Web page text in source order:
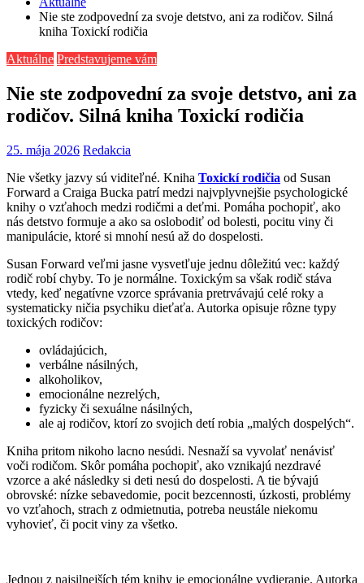
Nie ste zodpovední za svoje detstvo, ani za rodičov. Silná
kniha Toxickí rodičia
Aktuálne Predstavujeme vám
Nie ste zodpovední za svoje detstvo, ani za
rodičov. Silná kniha Toxickí rodičia
25. mája 2026 Redakcia
Nie všetky jazvy sú viditeľné. Kniha Toxickí rodičia od Susan
Forward a Craiga Bucka patrí medzi najvplyvnejšie psychologické
knihy o vzťahoch medzi rodičmi a deťmi. Pomáha pochopiť, ako
nás detstvo formuje a ako sa oslobodiť od bolesti, pocitu viny či
manipulácie, ktoré si mnohí nesú až do dospelosti.
Susan Forward veľmi jasne vysvetľuje jednu dôležitú vec: každý
rodič robí chyby. To je normálne. Toxickým sa však rodič stáva
vtedy, keď negatívne vzorce správania pretrvávajú celé roky a
systematicky ničia psychiku dieťaťa. Autorka opisuje rôzne typy
toxických rodičov:
ovládajúcich,
verbálne násilných,
alkoholikov,
emocionálne nezrelých,
fyzicky či sexuálne násilných,
ale aj rodičov, ktorí zo svojich detí robia „malých dospelých“.
Kniha pritom nikoho lacno nesúdi. Nesnaží sa vyvolať nenávisť
voči rodičom. Skôr pomáha pochopiť, ako vznikajú nezdravé
vzorce a aké následky si deti nesú do dospelosti. A tie bývajú
obrovské: nízke sebavedomie, pocit bezcennosti, úzkosti, problémy
vo vzťahoch, strach z odmietnutia, potreba neustále niekomu
vyhovieť, či pocit viny za všetko.
Jednou z najsilnejších tém knihy je emocionálne vydieranie. Autorka